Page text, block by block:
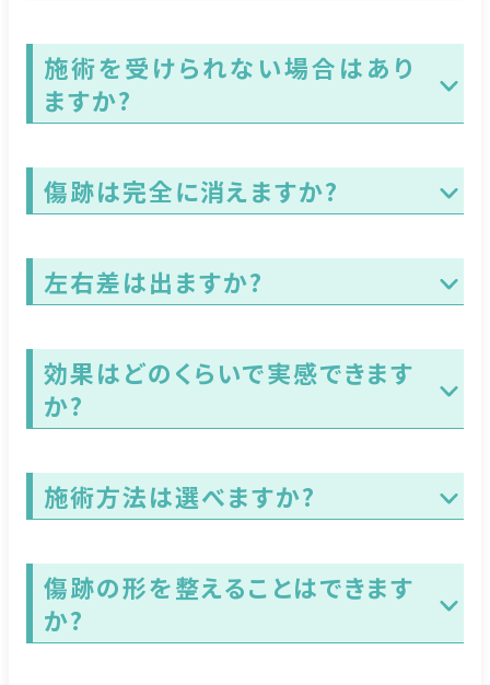
施術を受けられない場合はあり
ますか?
傷跡は完全に消えますか?
左右差は出ますか?
効果はどのくらいで実感できます
か?
施術方法は選べますか?
傷跡の形を整えることはできます
か?